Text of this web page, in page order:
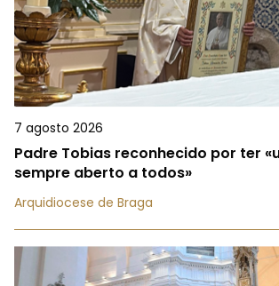
7 agosto 2026
Padre Tobias reconhecido por ter
sempre aberto a todos»
Arquidiocese de Braga